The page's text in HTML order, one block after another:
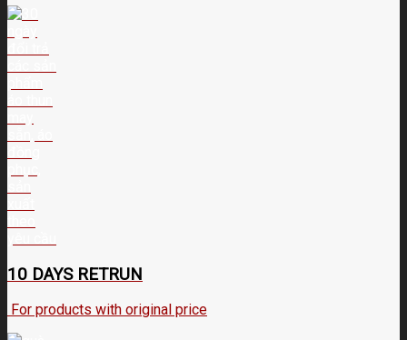
10 DAYS RETRUN
For products with original price